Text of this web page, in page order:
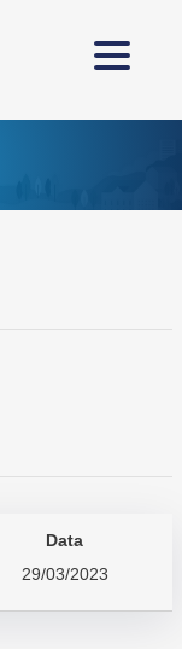
Data
29/03/2023